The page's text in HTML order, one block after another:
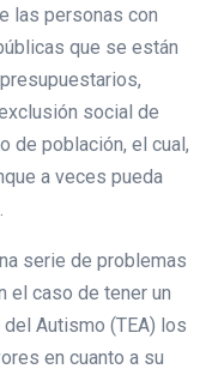
las personas con
que se están
social de
de población, el cual,
a veces pueda
serie de problemas
el caso de tener un
Autismo (TEA) los
en cuanto a su